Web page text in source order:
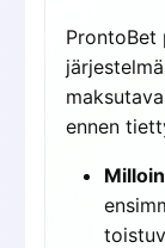
ProntoBet
ennen